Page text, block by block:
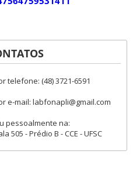
telefone: (48) 3721-6591
e-mail: labfonapli@gmail.com
pessoalmente na:
505 - Prédio B - CCE - UFSC